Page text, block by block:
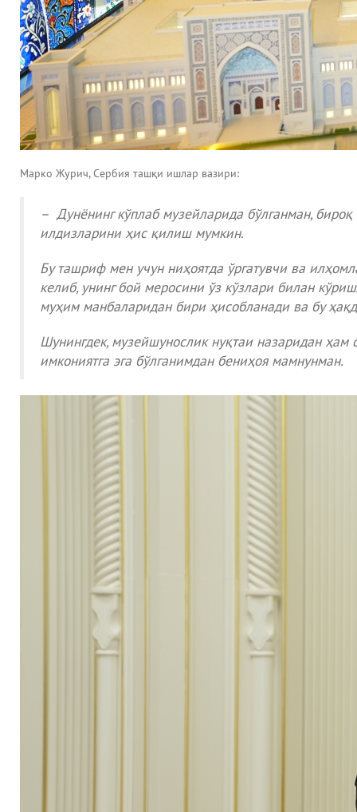
Марко Журич, Сербия ташқи ишлар вазири:
– Дунёнинг кўплаб музейларида бўлганман,
илдизларини ҳис қилиш мумкин.
Бу ташриф мен учун ниҳоятда ўргатувчи ва
келиб, унинг бой меросини ўз кўзлари билан
муҳим манбаларидан бири ҳисобланади ва бу
Шунингдек, музейшунослик нуқтаи назаридан
имкониятга эга бўлганимдан бениҳоя мамнунман.